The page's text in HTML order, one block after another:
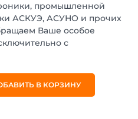
промышленной
АСКУЭ, АСУНО и прочих
Ваше особое
с
В КОРЗИНУ